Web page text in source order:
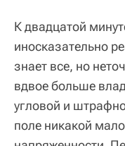
К двадцатой
иносказательно
знает все, но
вдвое больше
угловой и
поле никакой